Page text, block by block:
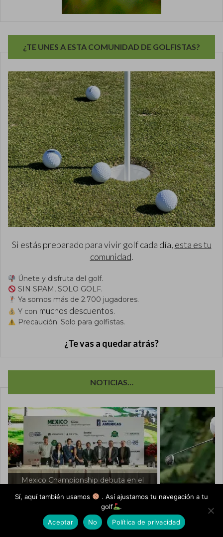
¿TE UNES A ESTA COMUNIDAD DE GOLFISTAS?
Si estás preparado para vivir golf cada día, esta es tu
comunidad.
Únete y disfruta del golf.
SIN SPAM, SOLO GOLF.
Ya somos más de 2.700 jugadores.
Y con muchos descuentos.
Precaución: Solo para golfistas.
¿Te vas a quedar atrás?
NOTICIAS…
y llega encendido a LIV Golf.
Top 10
Espacio patrocinado por...
Sí, aquí también usamos
. Así ajustamos tu navegación a tu
golf
.
Aceptar
No Política de privacidad